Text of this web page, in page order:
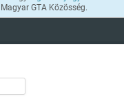
Magyar GTA Közösség.